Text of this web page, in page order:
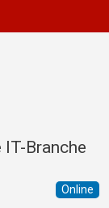
Branche
Online